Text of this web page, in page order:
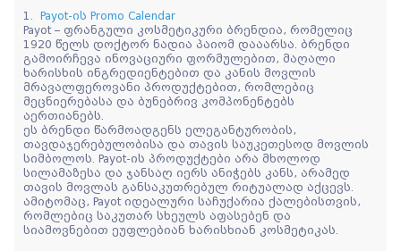
1.
Payot-ის Promo Calendar
Payot – ფრანგული კოსმეტიკური ბრენდია, რომელიც
1920 წელს დოქტორ ნადია პაიომ დააარსა. ბრენდი
გამოირჩევა ინოვაციური ფორმულებით, მაღალი
ხარისხის ინგრედიენტებით და კანის მოვლის
მრავალფეროვანი პროდუქტებით, რომლებიც
მეცნიერებასა და ბუნებრივ კომპონენტებს
აერთიანებს.
ეს ბრენდი წარმოადგენს ელეგანტურობის,
თავდაჯერებულობისა და თავის საუკეთესოდ მოვლის
სიმბოლოს. Payot-ის პროდუქტები არა მხოლოდ
სილამაზესა და ჯანსაღ იერს ანიჭებს კანს, არამედ
თავის მოვლას განსაკუთრებულ რიტუალად აქცევს.
ამიტომაც, Payot იდეალური საჩუქარია ქალებისთვის,
რომლებიც საკუთარ სხეულს აფასებენ და
სიამოვნებით ეუფლებიან ხარისხიან კოსმეტიკას.